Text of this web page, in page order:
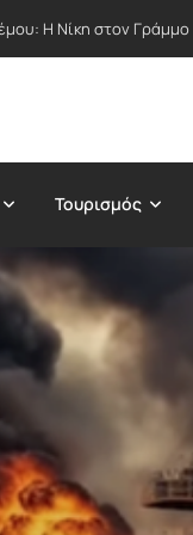
Η Νίκη στον Γράμμο
Τουρισμός